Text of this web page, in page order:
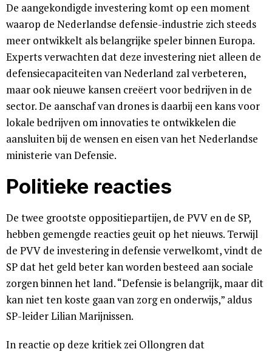
De aangekondigde investering komt op een moment
waarop de Nederlandse defensie-industrie zich steeds
meer ontwikkelt als belangrijke speler binnen Europa.
Experts verwachten dat deze investering niet alleen de
defensiecapaciteiten van Nederland zal verbeteren,
maar ook nieuwe kansen creëert voor bedrijven in de
sector. De aanschaf van drones is daarbij een kans voor
lokale bedrijven om innovaties te ontwikkelen die
aansluiten bij de wensen en eisen van het Nederlandse
ministerie van Defensie.
Politieke reacties
De twee grootste oppositiepartijen, de PVV en de SP,
hebben gemengde reacties geuit op het nieuws. Terwijl
de PVV de investering in defensie verwelkomt, vindt de
SP dat het geld beter kan worden besteed aan sociale
zorgen binnen het land. “Defensie is belangrijk, maar dit
kan niet ten koste gaan van zorg en onderwijs,” aldus
SP-leider Lilian Marijnissen.
In reactie op deze kritiek zei Ollongren dat